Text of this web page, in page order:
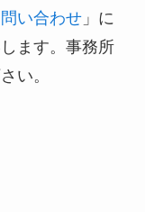
い合わせ」に
ます。事務所
い。